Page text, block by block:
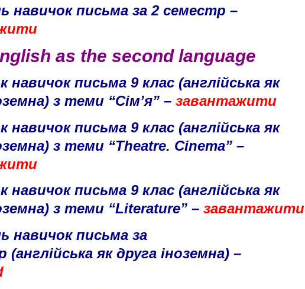
навичок письма за 2 семестр –
as the second language
навичок письма 9 клас (англійська як
з теми “Сім’я” – завантажити
навичок письма 9 клас (англійська як
з теми “Theatre. Cinema” –
навичок письма 9 клас (англійська як
з теми “Literature” – завантажити
навичок письма за
(англійська як друга іноземна) –